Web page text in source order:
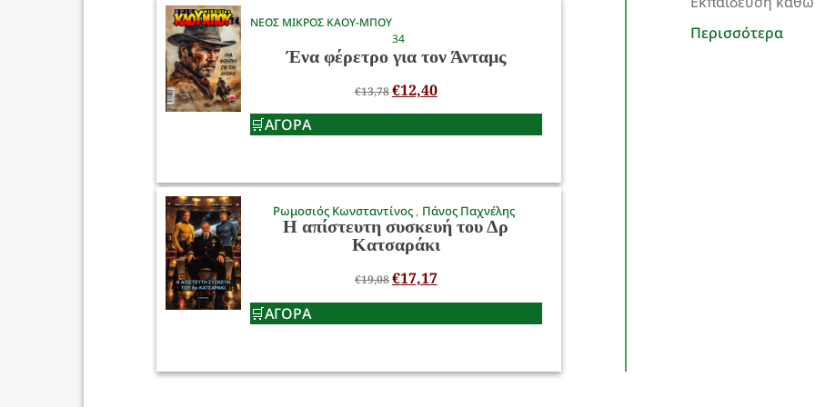
ΝΕΟΣ ΜΙΚΡΟΣ ΚΑΟΥ-ΜΠΟΥ
34
Ένα φέρετρο για τον Άνταμς
€13,78€12,40
ΑΓΟΡΑ
Ρωμοσιός Κωνσταντίνος Πάνος Παχνέλης
Η απίστευτη συσκευή του Δρ
Κατσαράκι
€19,08€17,17
ΑΓΟΡΑ
Περισσότερα